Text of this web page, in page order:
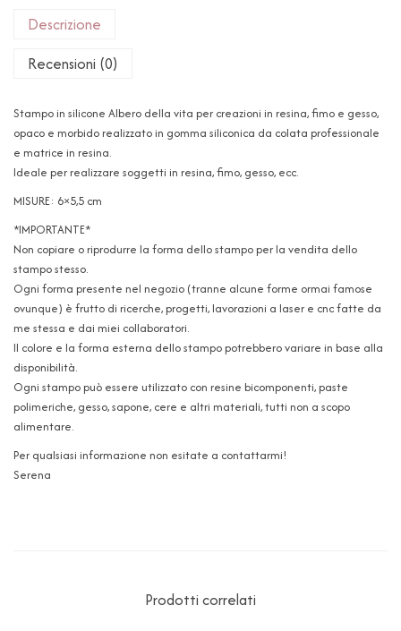
Descrizione
Recensioni (0)
Stampo in silicone Albero della vita per creazioni in resina, fimo e gesso,
opaco e morbido realizzato in gomma siliconica da colata professionale
e matrice in resina.
Ideale per realizzare soggetti in resina, fimo, gesso, ecc.
MISURE: 6×5,5 cm
*IMPORTANTE*
Non copiare o riprodurre la forma dello stampo per la vendita dello
stampo stesso.
Ogni forma presente nel negozio (tranne alcune forme ormai famose
ovunque) è frutto di ricerche, progetti, lavorazioni a laser e cnc fatte da
me stessa e dai miei collaboratori.
Il colore e la forma esterna dello stampo potrebbero variare in base alla
disponibilità.
Ogni stampo può essere utilizzato con resine bicomponenti, paste
polimeriche, gesso, sapone, cere e altri materiali, tutti non a scopo
alimentare.
Per qualsiasi informazione non esitate a contattarmi!
Serena
Prodotti correlati